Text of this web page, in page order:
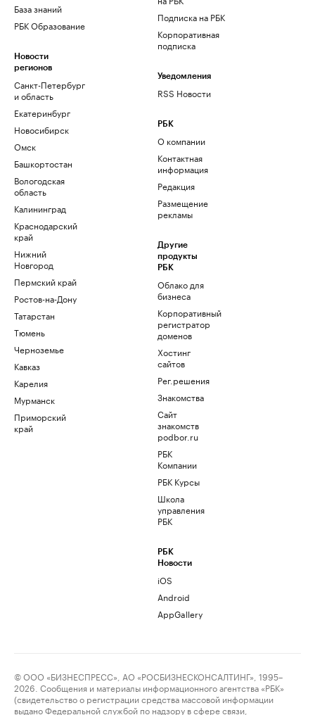
База знаний
РБК Образование
Новости
регионов
Санкт-Петербург
и область
Екатеринбург
Новосибирск
Омск
Башкортостан
Вологодская
область
Калининград
Краснодарский
край
Нижний
Новгород
Пермский край
Ростов-на-Дону
Татарстан
Тюмень
Черноземье
Кавказ
Карелия
Мурманск
Приморский
край
Подписка на РБК
Корпоративная
подписка
Уведомления
RSS Новости
РБК
О компании
Контактная
информация
Редакция
Размещение
рекламы
Другие
продукты
РБК
Облако для
бизнеса
Корпоративный
регистратор
доменов
Хостинг
сайтов
Рег.решения
Знакомства
Сайт
знакомств
podbor.ru
РБК
Компании
РБК Курсы
Школа
управления
РБК
РБК
Новости
iOS
Android
AppGallery
© ООО «БИЗНЕСПРЕСС», АО «РОСБИЗНЕСКОНСАЛТИНГ», 1995–
2026. Сообщения и материалы информационного агентства «РБК»
(свидетельство о регистрации средства массовой информации
выдано Федеральной службой по надзору в сфере связи,